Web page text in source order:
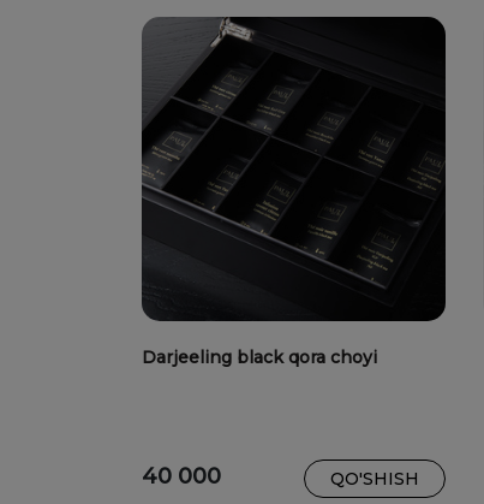
Darjeeling black qora choyi
40 000 QO'SHISH